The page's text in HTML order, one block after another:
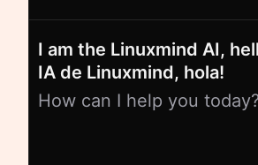
I am the Linuxmind AI,
IA de Linuxmind, hola!
How can I help you today?